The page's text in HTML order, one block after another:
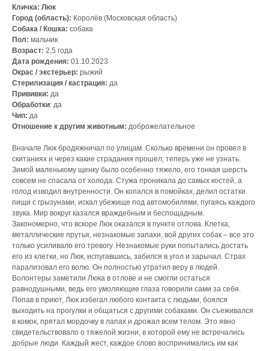
Кличка: Люк
Город (область): Королёв (Московская область)
Собака / Кошка: собака
Пол: мальчик
Возраст: 2,5 года
Дата рождения: 01.10.2023
Окрас / экстерьер: рыжий
Стерилизация / кастрация: да
Прививки: да
Обработки: да
Чип: да
Отношение к другим животным: доброжелательное
Вначале Люк бродяжничал по улицам. Сколько времени он провел в
скитаниях и через какие страдания прошел, теперь уже не узнать.
Зимой маленькому щенку было особенно тяжело, его тонкая шерсть
совсем не спасала от холода. Стужа проникала до самых костей, а
голод изводил внутренности. Он копался в помойках, делил остатки
пищи с грызунами, искал убежище под автомобилями, пугаясь каждого
звука. Мир вокруг казался враждебным и беспощадным.
Закономерно, что вскоре Люк оказался в пункте отлова. Клетка,
металлические прутья, незнакомые запахи, вой других собак – все это
только усиливало его тревогу. Незнакомые руки попытались достать
его из клетки, но Люк, испугавшись, забился в угол и зарычал. Страх
парализовал его волю. Он полностью утратил веру в людей.
Волонтеры заметили Люка в отлове и не смогли остаться
равнодушными, ведь его умоляющие глаза говорили сами за себя.
Попав в приют, Люк избегал любого контакта с людьми, боялся
выходить на прогулки и общаться с другими собаками. Он съеживался
в комок, прятал мордочку в лапах и дрожал всем телом. Это явно
свидетельствовало о тяжелой жизни, в которой ему не встречались
добрые люди. Каждый жест, каждое слово воспринимались им как